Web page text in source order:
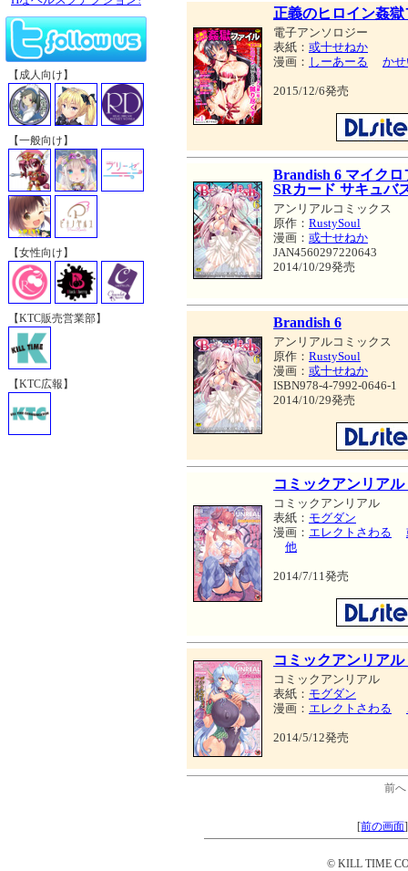
【成人向け】
【一般向け】
【女性向け】
【KTC販売営業部】
【KTC広報】
正義のヒロイン姦
電子アンソロジー
表紙： 或十せねか
漫画： しーあーる か
2015/12/6発売
Brandish 6 マイク
SRカード サキュバ
アンリアルコミックス
原作： RustySoul
漫画： 或十せねか
JAN4560297220643
2014/10/29発売
Brandish 6
アンリアルコミックス
原作： RustySoul
漫画： 或十せねか
ISBN978-4-7992-0646-1
2014/10/29発売
コミックアンリアル
コミックアンリアル
表紙： モグダン
漫画： エレクトさわる
他
2014/7/11発売
コミックアンリアル
コミックアンリアル
表紙： モグダン
漫画： エレクトさわる
2014/5/12発売
前へ
[前の画面
© KILL TIME